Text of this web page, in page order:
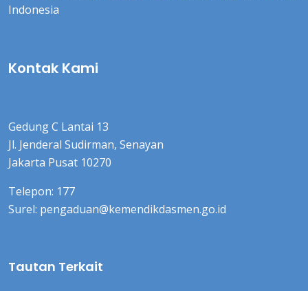
Indonesia
Kontak Kami
Gedung C Lantai 13
Jl. Jenderal Sudirman, Senayan
Jakarta Pusat 10270
Telepon: 177
Surel: pengaduan@kemendikdasmen.go.id
Tautan Terkait